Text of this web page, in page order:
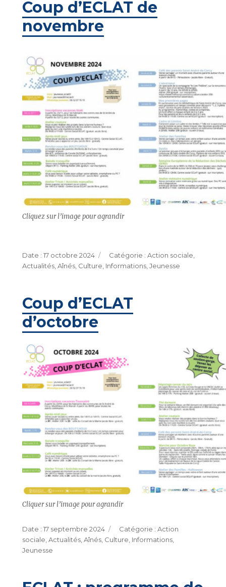
Coup d’ECLAT de
novembre
Cliquez sur l’image pour agrandir
Publié
le
17 octobre 2024 Catégories
Action sociale,
Actualités,Aînés, Culture, Informations,Jeunesse
Coup d’ECLAT
d’octobre
Cliquer sur l’image pour agrandir
Publié
le
17 septembre 2024 Catégories
Action
sociale,Actualités,Aînés, Culture, Informations,
Jeunesse